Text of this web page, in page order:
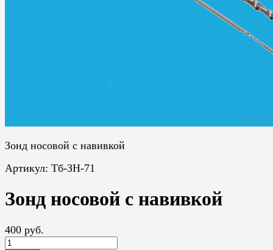
Зонд носовой с навивкой
Артикул: Тб-ЗН-71
Зонд носовой с навивкой
400 руб.